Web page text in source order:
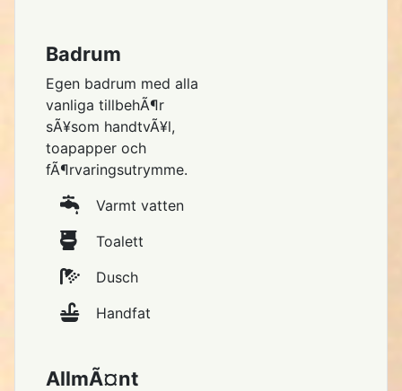
Badrum
Egen badrum med alla
vanliga tillbehÃ¶r
sÃ¥som handtvÃ¥l,
toapapper och
fÃ¶rvaringsutrymme.
Varmt vatten
Toalett
Dusch
Handfat
AllmÃ¤nt